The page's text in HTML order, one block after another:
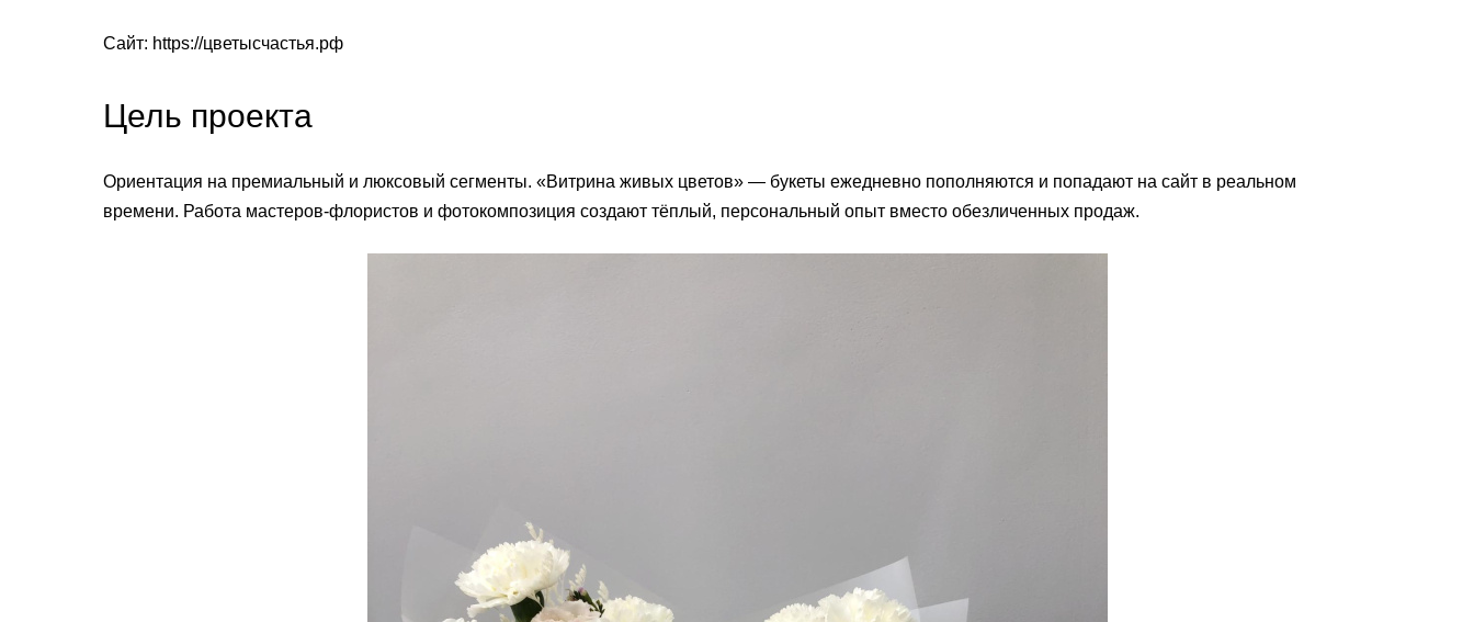
Сайт: https://цветысчастья.рф
Цель проекта
Ориентация на премиальный и люксовый сегменты. «Витрина живых цветов» — букеты ежедневно пополняются и попадают на сайт в реальном
времени. Работа мастеров-флористов и фотокомпозиция создают тёплый, персональный опыт вместо обезличенных продаж.